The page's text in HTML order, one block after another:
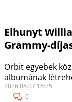
Elhunyt
Grammy-
Orbit egyebek
albumának
2026.08.07 16:25
0